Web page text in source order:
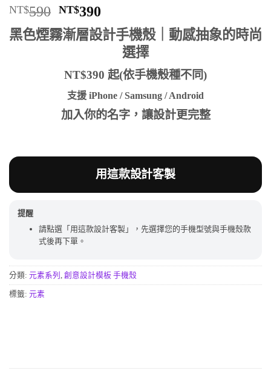
評分4.5/
5，已有
6
位顧客進
行評分
NT$590 原
始
價
NT$590。
NT$390
前
價
格：
NT$390。
黑色煙霧漸層設計手機殼｜動感抽象的時尚
選擇
NT$390 起(依手機殼種不同)
支援 iPhone / Samsung / Android
加入你的名字，讓設計更完整
用這款設計客製
提醒
請點選「用這款設計客製」，先選擇您的手機型號與手機殼款
式後再下單。
分類: 元素系列 創意設計模板 手機殼
標籤: 元素